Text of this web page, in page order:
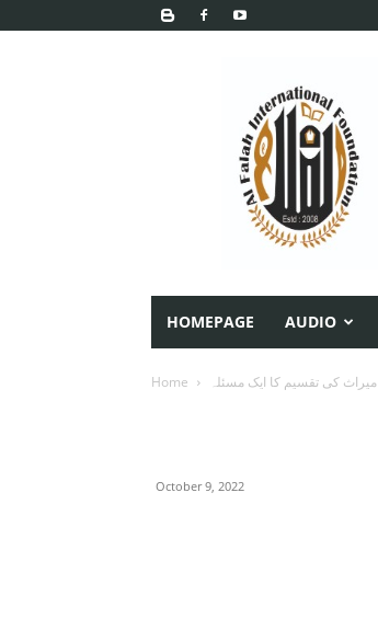
HOMEPAGE AUDIO
Home میراث کی تقسیم کا ایک مسئلہ
October 9, 2022